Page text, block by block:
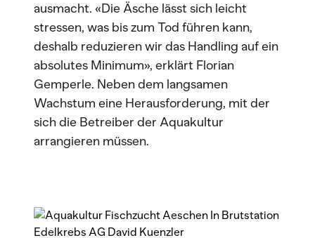
ausmacht. «Die Äsche lässt sich leicht
stressen, was bis zum Tod führen kann,
deshalb reduzieren wir das Handling auf ein
absolutes Minimum», erklärt Florian
Gemperle. Neben dem langsamen
Wachstum eine Herausforderung, mit der
sich die Betreiber der Aquakultur
arrangieren müssen.